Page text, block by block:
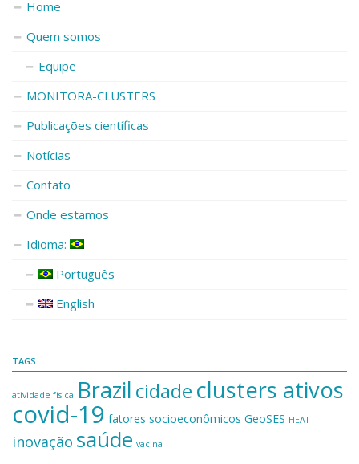
Home
Quem somos
Equipe
MONITORA-CLUSTERS
Publicações científicas
Notícias
Contato
Onde estamos
Idioma:
Português
English
TAGS
atividade física Brazil cidade clusters ativos
covid-19 fatores socioeconômicos GeoSES HEAT
inovação saúde vacina